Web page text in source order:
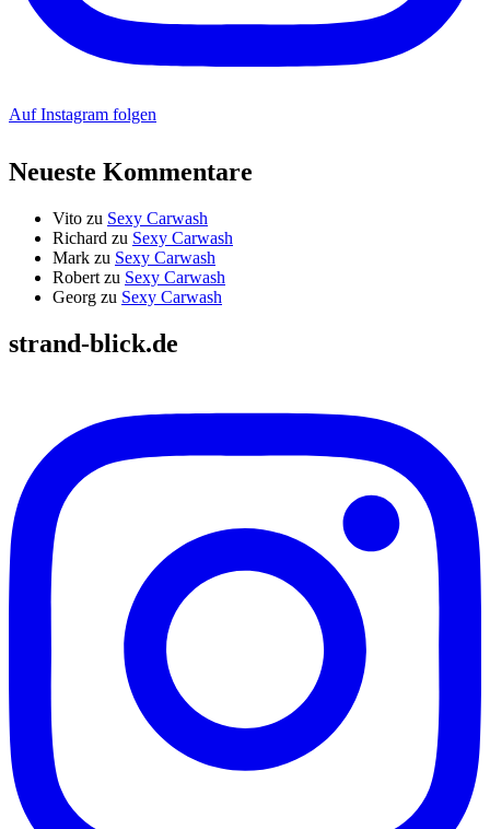
Auf Instagram folgen
Neueste Kommentare
Vito zu Sexy Carwash
Richard zu Sexy Carwash
Mark zu Sexy Carwash
Robert zu Sexy Carwash
Georg zu Sexy Carwash
strand-blick.de